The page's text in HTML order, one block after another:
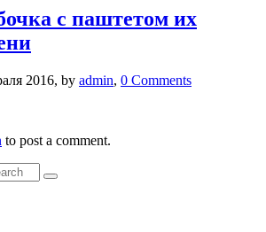
с паштетом их
2016, by admin, 0 Comments
to post a comment.